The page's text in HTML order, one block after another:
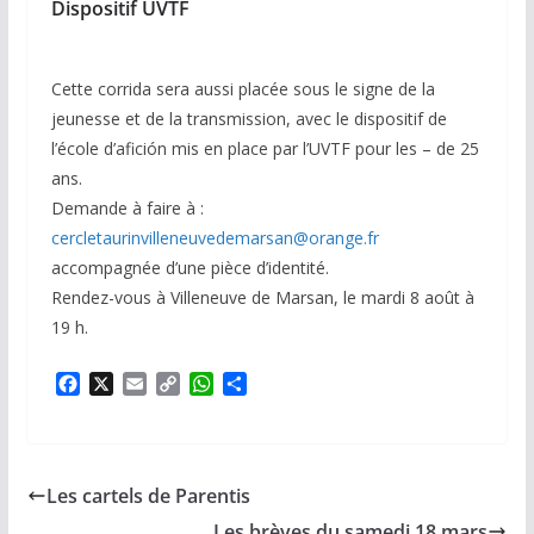
Dispositif UVTF
Cette corrida sera aussi placée sous le signe de la
jeunesse et de la transmission, avec le dispositif de
l’école d’afición mis en place par l’UVTF pour les – de 25
ans.
Demande à faire à :
cercletaurinvilleneuvedemarsan@orange.fr
accompagnée d’une pièce d’identité.
Rendez-vous à Villeneuve de Marsan, le mardi 8 août à
19 h.
F
o
X
E
C
i
W
A
p
P
g
e
Les cartels de Parentis